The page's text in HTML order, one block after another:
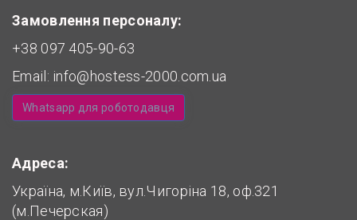
Замовлення персоналу:
+38 097 405-90-63
Email: info@hostess-2000.com.ua
Whatsapp для роботодавця
Адреса:
Україна, м.Київ, вул.Чигоріна 18, оф.321
(м.Печерская)